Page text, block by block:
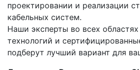
проектировании и реализации
кабельных систем.
Наши эксперты во всех
технологий и
подберут лучший вариант для